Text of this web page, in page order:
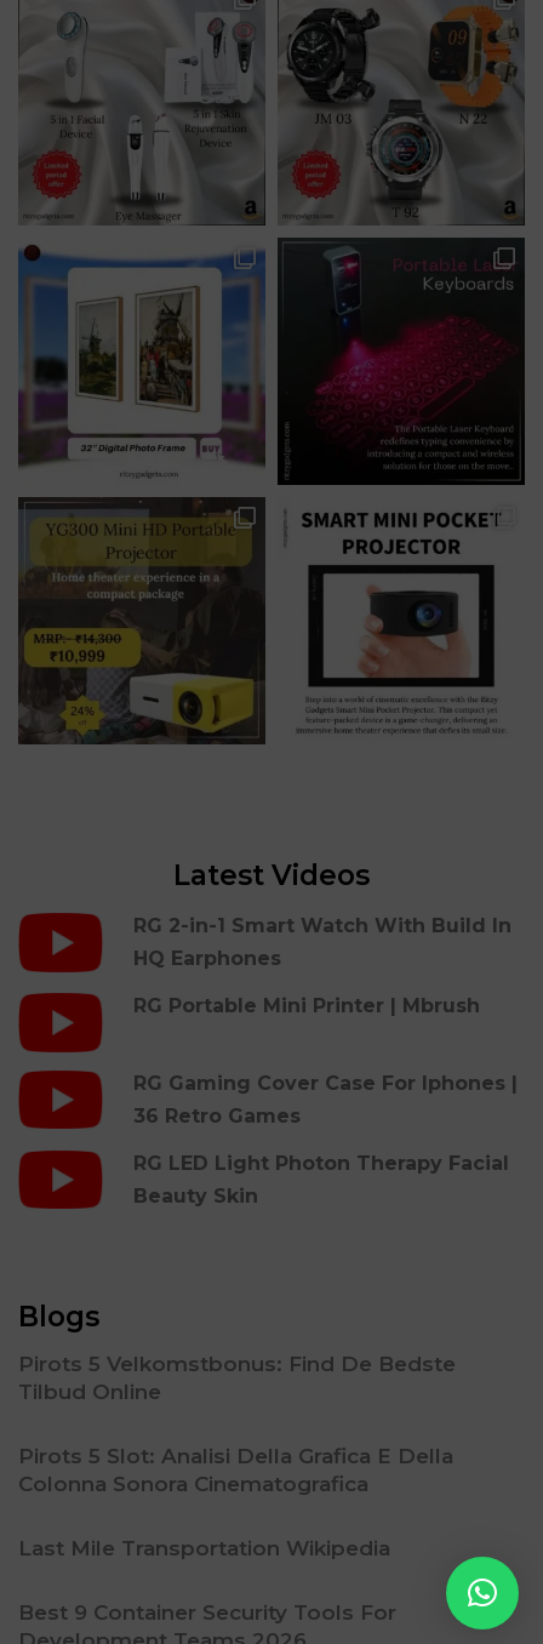
Latest Videos
RG 2-in-1 Smart Watch With Build In
HQ Earphones
RG Portable Mini Printer | Mbrush
RG Gaming Cover Case For Iphones |
36 Retro Games
RG LED Light Photon Therapy Facial
Beauty Skin
Blogs
Pirots 5 Velkomstbonus: Find De Bedste
Tilbud Online
Pirots 5 Slot: Analisi Della Grafica E Della
Colonna Sonora Cinematografica
Last Mile Transportation Wikipedia
Best 9 Container Security Tools For